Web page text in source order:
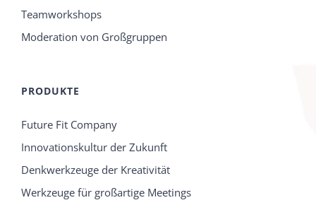
Teamworkshops
Moderation von Großgruppen
PRODUKTE
Future Fit Company
Innovationskultur der Zukunft
Denkwerkzeuge der Kreativität
Werkzeuge für großartige Meetings